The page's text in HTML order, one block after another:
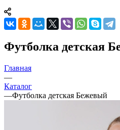
Футболка детская
Главная
—
Каталог
—Футболка детская Бежевый